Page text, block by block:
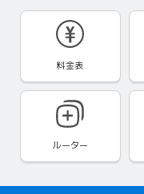
料金表
ルーター